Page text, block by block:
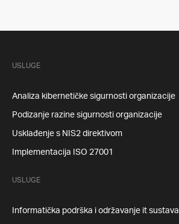
USLUGE
Analiza kibernetičke sigurnosti organizacije
Podizanje razine sigurnosti organizacije
Usklađenje s NIS2 direktivom
Implementacija ISO 27001
USLUGE
Informatička podrška i održavanje it sustava